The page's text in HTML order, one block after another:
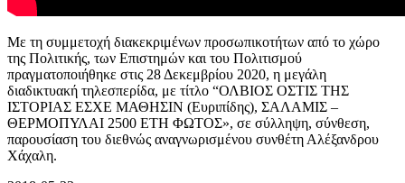
Με τη συμμετοχή διακεκριμένων προσωπικοτήτων από το χώρο
της Πολιτικής, των Επιστημών και του Πολιτισμού
πραγματοποιήθηκε στις 28 Δεκεμβρίου 2020, η μεγάλη
διαδικτυακή τηλεσπερίδα, με τίτλο “ΟΛΒΙΟΣ ΟΣΤΙΣ ΤΗΣ
ΙΣΤΟΡΙΑΣ ΕΣΧΕ ΜΑΘΗΣΙΝ (Ευριπίδης), ΣΑΛΑΜΙΣ –
ΘΕΡΜΟΠΥΛΑΙ 2500 ΕΤΗ ΦΩΤΟΣ», σε σύλληψη, σύνθεση,
παρουσίαση του διεθνώς αναγνωρισμένου συνθέτη Αλέξανδρου
Χάχαλη.